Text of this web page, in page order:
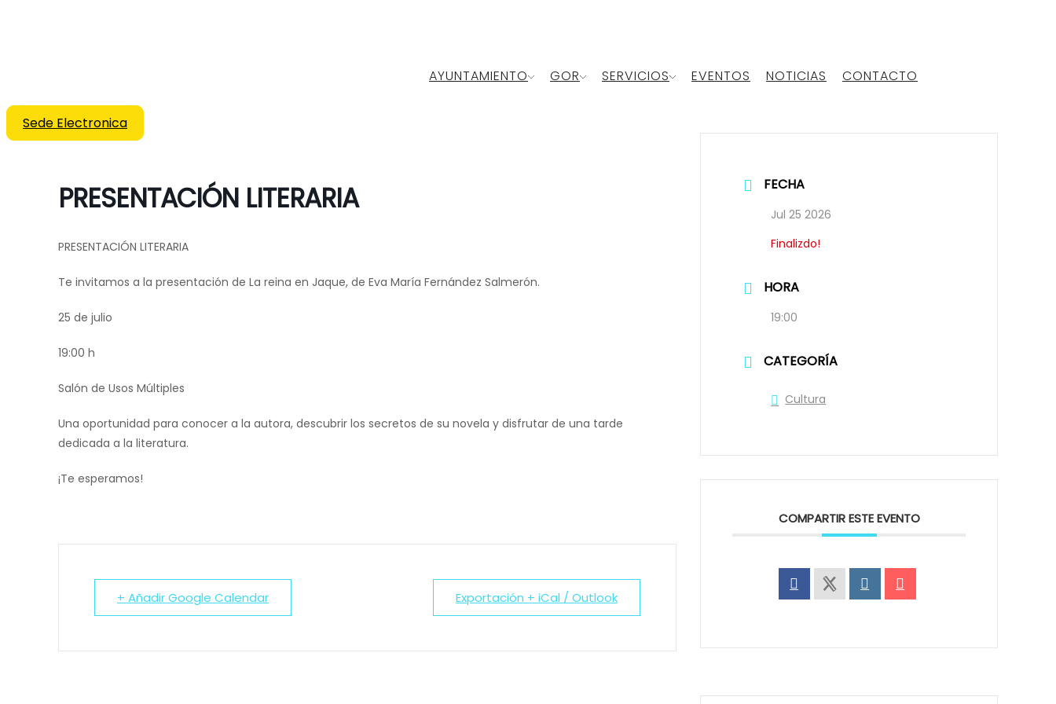
AYUNTAMIENTO GOR SERVICIOS EVENTOS NOTICIAS CONTACTO
Sede Electronica
PRESENTACIÓN LITERARIA
PRESENTACIÓN LITERARIA
Te invitamos a la presentación de La reina en Jaque, de Eva María Fernández Salmerón.
25 de julio
19:00 h
Salón de Usos Múltiples
Una oportunidad para conocer a la autora, descubrir los secretos de su novela y disfrutar de una tarde
dedicada a la literatura.
¡Te esperamos!
+ Añadir Google Calendar Exportación + iCal / Outlook
FECHA
Jul 25 2026
Finalizdo!
HORA
19:00
CATEGORÍA
Cultura
COMPARTIR ESTE EVENTO